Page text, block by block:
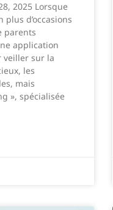
2025 Lorsque
d’occasions
parents
application
veiller sur la
les
mais
», spécialisée